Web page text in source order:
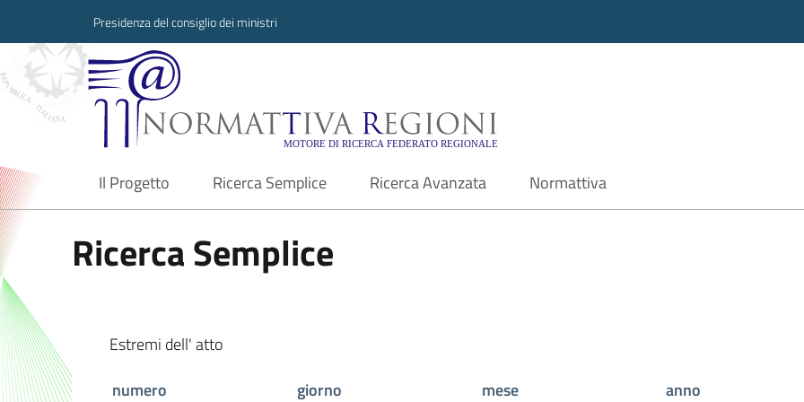
Presidenza del consiglio dei ministri
Normattiva Regioni - Motore di ricerca
Il Progetto
current Ricerca Semplice Ricerca Avanzata Normattiva
Ricerca Semplice
Estremi dell' atto
numero
giorno mese
anno